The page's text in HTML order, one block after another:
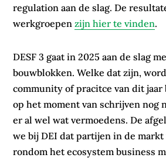
regulation aan de slag. De
werkgroepenzijn hier te vinden.
DESF 3 gaat in 2025 aan de slag
bouwblokken. Welke dat zijn,
community of pracitce van dit jaar
op het moment van schrijven nog
er al wel wat vermoedens. De
we bij DEI dat partijen in de markt
rondom het ecosystem business